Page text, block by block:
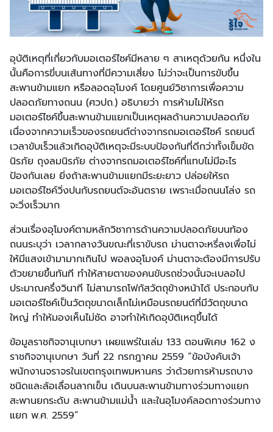
อุบัติเหตุที่เกี่ยวกับมอเตอร์ไซค์มีหลาย ๆ สาเหตุด้วยกัน หนึ่งใน
นั้นคือการขี่บนเส้นทางที่มีความเสี่ยง ไม่ว่าจะเป็นการขับขึ้น
สะพานข้ามแยก หรือลอดอุโมงค์ โดยศูนย์วิชาการเพื่อความ
ปลอดภัยทางถนน (ศวปถ.) อธิบายว่า การห้ามไม่ให้รถ
มอเตอร์ไซค์ขึ้นสะพานข้ามแยกเป็นเหตุผลด้านความปลอดภัย
เนื่องจากความเร็วของรถยนต์ต่างจากรถมอเตอร์ไซค์ รถยนต์
เวลาขับเร็วแล้วเกิดอุบัติเหตุจะมีระบบป้องกันที่ดีกว่าทั้งเข็มขัด
นิรภัย ถุงลมนิรภัย ต่างจากรถมอเตอร์ไซค์ที่แทบไม่มีอะไร
ป้องกันเลย ยิ่งถ้าสะพานข้ามแยกมีระยะยาว ปล่อยให้รถ
มอเตอร์ไซค์วิ่งปนกับรถยนต์จะอันตราย เพราะเมื่อถนนโล่ง รถ
จะวิ่งเร็วมาก
ส่วนเรื่องอุโมงค์ตามหลักวิชาการด้านความปลอดภัยบนท้อง
ถนนระบุว่า เวลากลางวันขณะที่เราขับรถ ม่านตาจะหรี่ลงเพื่อไม่
ให้มีแสงเข้ามามากเกินไป พอลงอุโมงค์ ม่านตาจะต้องมีการปรับ
ตัวขยายขึ้นทันที ทำให้สายตาของคนขับรถช่วงนั้นจะเบลอไป
ประมาณครึ่งวินาที ไม่สามารถโฟกัสวัตถุข้างหน้าได้ ประกอบกับ
มอเตอร์ไซค์เป็นวัตถุขนาดเล็กไม่เหมือนรถยนต์ที่มีวัตถุขนาด
ใหญ่ ทำให้มองเห็นไม่ชัด อาจทำให้เกิดอุบัติเหตุขึ้นได้
ข้อมูลราชกิจจานุเบกษา เผยแพร่ในเล่ม 133 ตอนพิเศษ 162 ง
ราชกิจจานุเบกษา วันที่ 22 กรกฎาคม 2559 “ข้อบังคับเจ้า
พนักงานจราจรในเขตกรุงเทพมหานคร ว่าด้วยการห้ามรถบาง
ชนิดและล้อเลื่อนลากเข็น เดินบนสะพานข้ามทางร่วมทางแยก
สะพานยกระดับ สะพานข้ามแม่น้ำ และในอุโมงค์ลอดทางร่วมทาง
แยก พ.ศ. 2559”